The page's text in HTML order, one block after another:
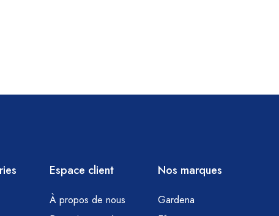
Espace client
À propos de nous
Nos marques
Gardena